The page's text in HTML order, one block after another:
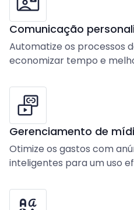
Comunicação
Automatize os processos
economizar tempo e
Gerenciamento de
Otimize os gastos com
inteligentes para um uso